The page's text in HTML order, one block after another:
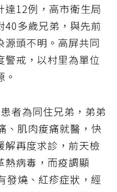
達12例，高市衛生局
40多歲兄弟，與先前
源頭不明。高屏共同
警戒，以村里為單位
者為同住兄弟，弟弟
、肌肉痠痛就醫，快
解再度求診，前天檢
熱病毒，而疫調顯
發燒、紅疹症狀，經